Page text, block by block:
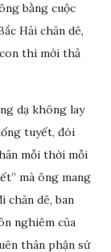
bằng cuộc
Hải chăn dê,
thì mới thả
dạ không lay
tuyết, đói
mỗi thời mỗi
mà ông mang
chăn dê, ban
nghiêm của
thân phận sứ